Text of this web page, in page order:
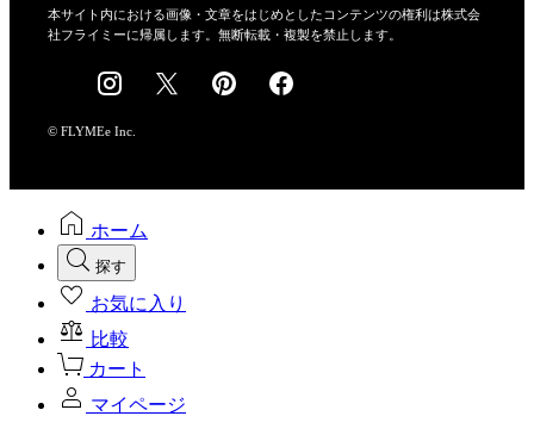
会社概要
採用情報
本サイト内における画像・文章をはじめとしたコンテンツの権利は株式会
社フライミーに帰属します。無断転載・複製を禁止します。
© FLYMEe Inc.
ホーム
探す
お気に入り
比較
カート
マイページ